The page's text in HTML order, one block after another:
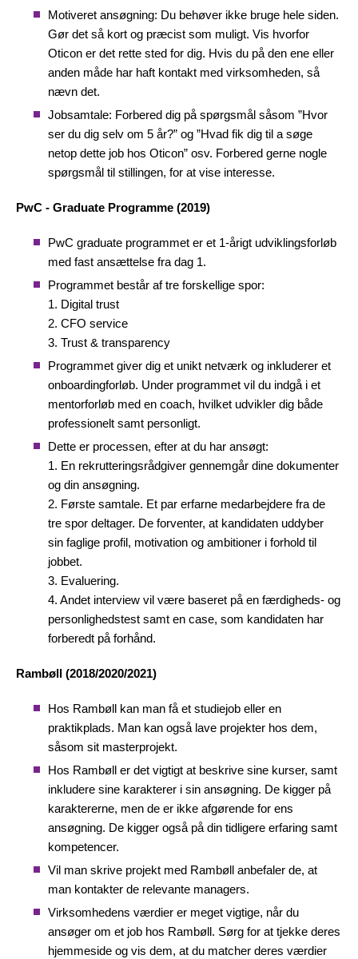
Motiveret ansøgning: Du behøver ikke bruge hele siden.
Gør det så kort og præcist som muligt. Vis hvorfor
Oticon er det rette sted for dig. Hvis du på den ene eller
anden måde har haft kontakt med virksomheden, så
nævn det.
Jobsamtale: Forbered dig på spørgsmål såsom ”Hvor
ser du dig selv om 5 år?” og ”Hvad fik dig til a søge
netop dette job hos Oticon” osv. Forbered gerne nogle
spørgsmål til stillingen, for at vise interesse.
PwC - Graduate Programme (2019)
PwC graduate programmet er et 1-årigt udviklingsforløb
med fast ansættelse fra dag 1.
Programmet består af tre forskellige spor:
1. Digital trust
2. CFO service
3. Trust & transparency
Programmet giver dig et unikt netværk og inkluderer et
onboardingforløb. Under programmet vil du indgå i et
mentorforløb med en coach, hvilket udvikler dig både
professionelt samt personligt.
Dette er processen, efter at du har ansøgt:
1. En rekrutteringsrådgiver gennemgår dine dokumenter
og din ansøgning.
2. Første samtale. Et par erfarne medarbejdere fra de
tre spor deltager. De forventer, at kandidaten uddyber
sin faglige profil, motivation og ambitioner i forhold til
jobbet.
3. Evaluering.
4. Andet interview vil være baseret på en færdigheds- og
personlighedstest samt en case, som kandidaten har
forberedt på forhånd.
Rambøll (2018/2020/2021)
Hos Rambøll kan man få et studiejob eller en
praktikplads. Man kan også lave projekter hos dem,
såsom sit masterprojekt.
Hos Rambøll er det vigtigt at beskrive sine kurser, samt
inkludere sine karakterer i sin ansøgning. De kigger på
karaktererne, men de er ikke afgørende for ens
ansøgning. De kigger også på din tidligere erfaring samt
kompetencer.
Vil man skrive projekt med Rambøll anbefaler de, at
man kontakter de relevante managers.
Virksomhedens værdier er meget vigtige, når du
ansøger om et job hos Rambøll. Sørg for at tjekke deres
hjemmeside og vis dem, at du matcher deres værdier